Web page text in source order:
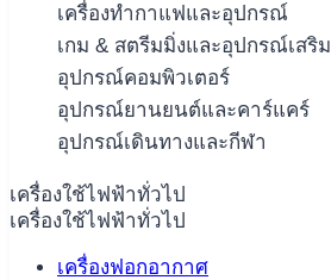
เครื่องทำกาแฟและอุปกรณ์
เกม & สตรีมมิ่งและอุปกรณ์เสริม
อุปกรณ์คอมพิวเตอร์
อุปกรณ์ยานยนต์และคาร์แคร์
อุปกรณ์เดินทางและกีฬา
เครื่องใช้ไฟฟ้าทั่วไป
เครื่องใช้ไฟฟ้าทั่วไป
เครื่องฟอกอากาศ